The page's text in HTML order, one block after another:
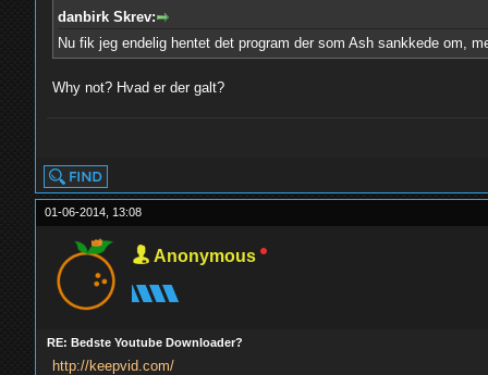
danbirk Skrev:
Nu fik jeg endelig hentet det program der som Ash sankkede om,
Why not? Hvad er der galt?
01-06-2014, 13:08
Anonymous
RE: Bedste Youtube Downloader?
http://keepvid.com/